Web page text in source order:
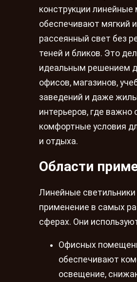
конструкции линейные
обеспечивают мягкий и
рассеянный свет без
теней и бликов. Это
идеальным решением
офисов, магазинов,
заведений и даже
интерьеров, где важно
комфортные условия
и отдыха.
Области
Линейные светильники
применение в самых
сферах. Они
Офисных
обеспечивают
освещение,